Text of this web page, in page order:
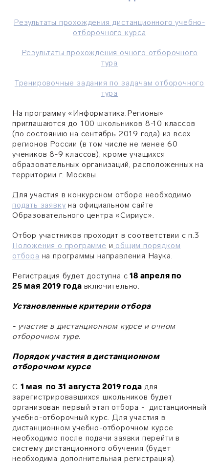
Результаты прохождения дистанционного учебно-
отборочного курса
Результаты прохождения очного отборочного
тура
Тренировочные задания по задачам отборочного
тура
На программу «Информатика.Регионы»
приглашаются до 100 школьников 8-10 классов
(по соcтоянию на сентябрь 2019 года) из всех
регионов России (в том числе не менее 60
учеников 8-9 классов), кроме учащихся
образовательных организаций, расположенных на
территории г. Москвы.
Для участия в конкурсном отборе необходимо
подать заявку на официальном сайте
Образовательного центра «Сириус».
Отбор участников проходит в соответствии сп.3
Положения о программе и общим порядком
отбора на программы направления Наука.
Регистрация будет доступна с 18 апреля по
25 мая 2019 года включительно.
Установленные критерии отбора
- участие в дистанционном курсе и очном
отборочном туре.
Порядок участия в дистанционном
отборочном курсе
С 1 мая по 31 августа 2019 года для
зарегистрировавшихся школьников будет
организован первый этап отбора - дистанционный
учебно-отборочный курс. Для участия в
дистанционном учебно-отборочном курсе
необходимо после подачи заявки перейти в
систему дистанционного обучения (будет
необходима дополнительная регистрация).